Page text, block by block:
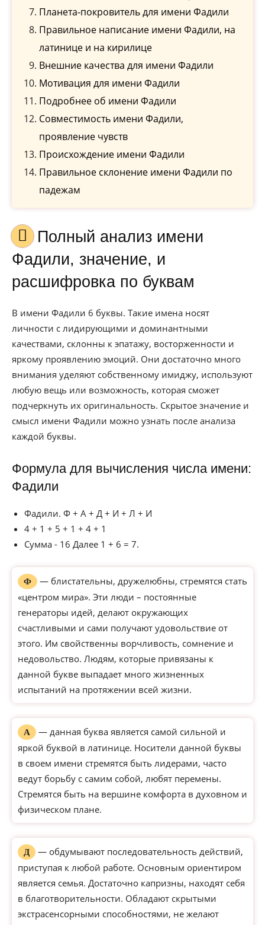
Планета-покровитель для имени Фадили
Правильное написание имени Фадили, на
латинице и на кирилице
Внешние качества для имени Фадили
Мотивация для имени Фадили
Подробнее об имени Фадили
Совместимость имени Фадили,
проявление чувств
Происхождение имени Фадили
Правильное склонение имени Фадили по
падежам
Полный анализ имени
Фадили, значение, и
расшифровка по буквам
В имени Фадили 6 буквы. Такие имена носят
личности с лидирующими и доминантными
качествами, склонны к эпатажу, восторженности и
яркому проявлению эмоций. Они достаточно много
внимания уделяют собственному имиджу, используют
любую вещь или возможность, которая сможет
подчеркнуть их оригинальность. Скрытое значение и
смысл имени Фадили можно узнать после анализа
каждой буквы.
Формула для вычисления числа имени:
Фадили
Фадили. Ф + А + Д + И + Л + И
4 + 1 + 5 + 1 + 4 + 1
Сумма - 16 Далее 1 + 6 = 7.
Ф
— блистательны, дружелюбны, стремятся стать
«центром мира». Эти люди – постоянные
генераторы идей, делают окружающих
счастливыми и сами получают удовольствие от
этого. Им свойственны ворчливость, сомнение и
недовольство. Людям, которые привязаны к
данной букве выпадает много жизненных
испытаний на протяжении всей жизни.
А
— данная буква является самой сильной и
яркой буквой в латинице. Носители данной буквы
в своем имени стремятся быть лидерами, часто
ведут борьбу с самим собой, любят перемены.
Стремятся быть на вершине комфорта в духовном и
физическом плане.
Д
— обдумывают последовательность действий,
приступая к любой работе. Основным ориентиром
является семья. Достаточно капризны, находят себя
в благотворительности. Обладают скрытыми
экстрасенсорными способностями, не желают